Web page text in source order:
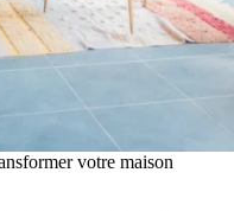
votre maison